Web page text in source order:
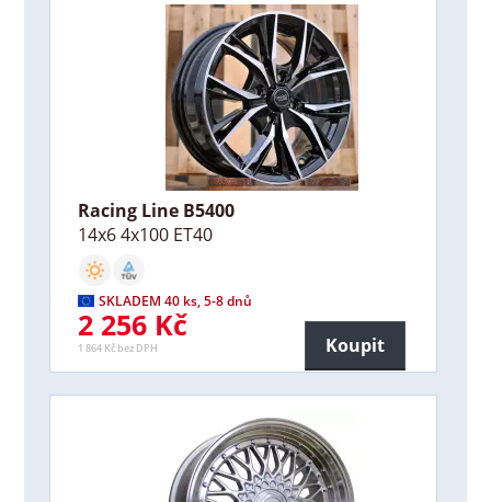
Racing Line B5400
14x6 4x100 ET40
SKLADEM 40 ks, 5-8 dnů
2 256 Kč
1 864 Kč bez DPH Koupit